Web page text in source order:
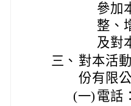
參加
整、
及對
三、 對本活
份有限
(一) 電話